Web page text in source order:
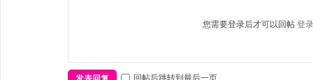
您需要登录后才可以回帖 登录
回帖后跳转到最后一页